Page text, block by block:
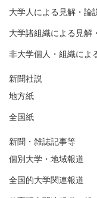
大学人による見解・論
大学諸組織による見解
非大学個人・組織によ
新聞社説
地方紙
全国紙
新聞・雑誌記事等
個別大学・地域報道
全国的大学関連報道